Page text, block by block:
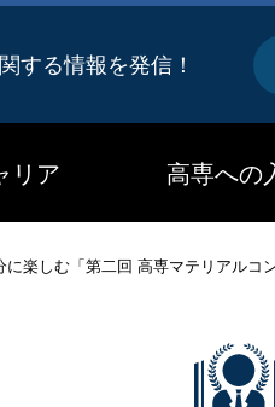
する情報を発信！
キ
ー
ー
ド
リア 高専への
楽しむ「第二回 高専マテリアルコ